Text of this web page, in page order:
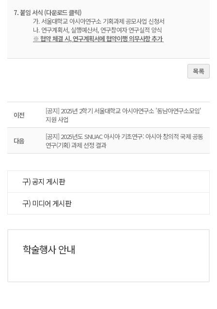
7. 붙임 서식 (다운로드 클릭)
가. 서울대학교 아시아연구소 기획과제 공모사업 신청서
나. 연구계획서, 실행예산서, 연구참여자 연구실적 양식
※ 협약 체결 시, 연구계획서에 협약이행 의무사항 추가
목록
이전
[공지] 2025년 2학기 서울대학교 아시아연구소 '동남아연구소모임'
지원 사업
다음
[공지] 2025년도 SNUAC 아시아 기초연구: 아시아 창의적 국제 공동
연구(기획) 과제 선정 결과
구) 공지 게시판
구) 미디어 게시판
학술행사 안내